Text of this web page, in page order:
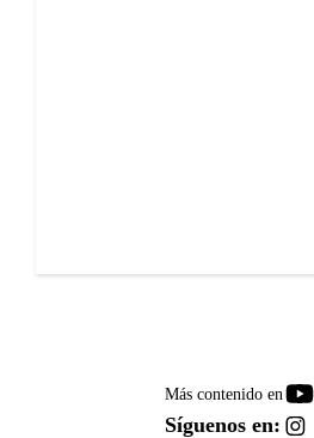
Más contenido en
Síguenos en: